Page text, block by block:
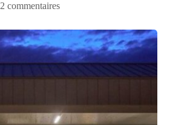
2 commentaires